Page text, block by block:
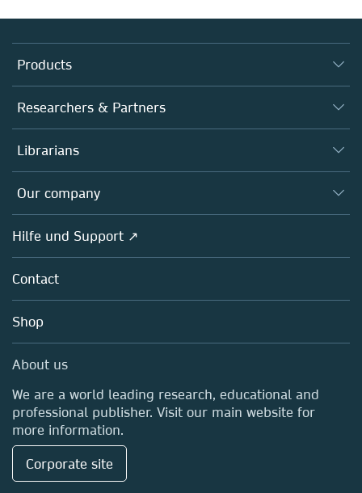
Products
Journals
Books
Platforms
Researchers & Partners
Autor*innen
Editors
Open science
Policies
Librarians
Overview
Our company
Overview
About us
Careers
Media Centre
Locations & Contact
Hilfe und Support ↗
Contact
Shop
About us
We are a world leading research, educational and
professional publisher. Visit our main website for
more information.
Corporate site